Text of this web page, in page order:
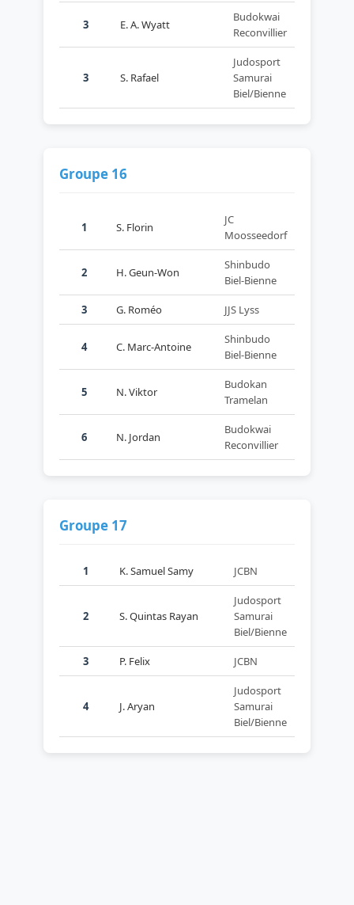
3 E. A. Wyatt
Budokwai
Reconvillier
3 S. Rafael
Judosport
Samurai
Biel/Bienne
Groupe 16
1 S. Florin
JC
Moosseedorf
2 H. Geun-Won
Shinbudo
Biel-Bienne
3 G. Roméo JJS Lyss
4 C. Marc-Antoine
Shinbudo
Biel-Bienne
5 N. Viktor
Budokan
Tramelan
6 N. Jordan
Budokwai
Reconvillier
Groupe 17
1 K. Samuel Samy JCBN
2 S. Quintas Rayan
Judosport
Samurai
Biel/Bienne
3 P. Felix JCBN
4 J. Aryan
Judosport
Samurai
Biel/Bienne